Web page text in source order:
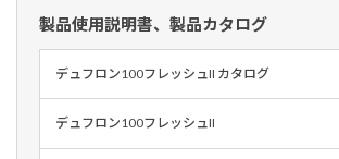
製品使用説明書、製品カタログ
デュフロン100フレッシュII カタログ
デュフロン100フレッシュII